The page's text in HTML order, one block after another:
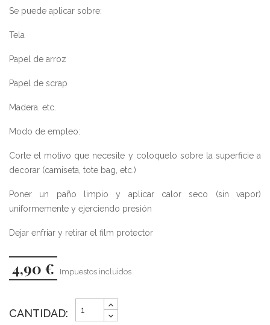
Se puede aplicar sobre:
Tela
Papel de arroz
Papel de scrap
Madera. etc.
Modo de empleo:
Corte el motivo que necesite y coloquelo sobre la superficie a
decorar (camiseta, tote bag, etc.)
Poner un paño limpio y aplicar calor seco (sin vapor)
uniformemente y ejerciendo presión
Dejar enfriar y retirar el film protector
4,90 € Impuestos incluidos
CANTIDAD: